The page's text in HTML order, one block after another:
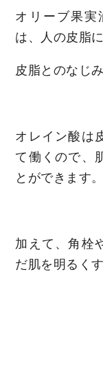
オリーブ果実
は、人の皮脂
皮脂とのなじ
オレイン酸は
て働くので、
とができます。
加えて、角栓
だ肌を明るく